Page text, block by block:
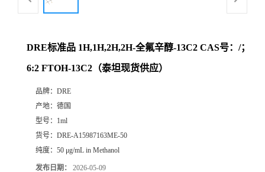
DRE标准品 1H,1H,2H,2H-全氟辛醇-13C2 CAS号：/；
6:2 FTOH-13C2（泰坦现货供应）
品牌： DRE
产地： 德国
型号： 1ml
货号： DRE-A15987163ME-50
纯度： 50 μg/mL in Methanol
发布日期： 2026-05-09